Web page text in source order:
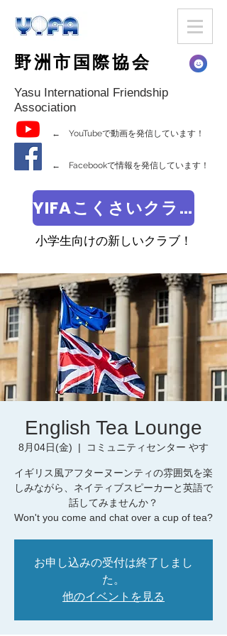
野洲市国際協会
Yasu International Friendship
Association
← YouTubeで動画を発信しています！
← Facebookで情報を発信しています！
YIFAこくさいクラブ
小学生向けの新しいクラブ！
English Tea Lounge
8月04日(金)
  |
コミュニティセンター やす
イギリス風アフターヌーンティの雰囲気を楽
しみながら、ネイティブスピーカーと英語で
話してみませんか？
お申し込みの受付は終了しまし
た。
他のイベントを見る